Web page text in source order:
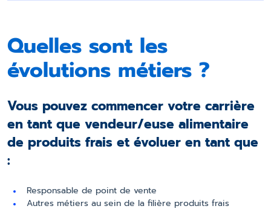
Quelles sont les
évolutions métiers ?
Vous pouvez commencer votre carrière
en tant que vendeur/euse alimentaire
de produits frais et évoluer en tant que
:
Responsable de point de vente
Autres métiers au sein de la filière produits frais